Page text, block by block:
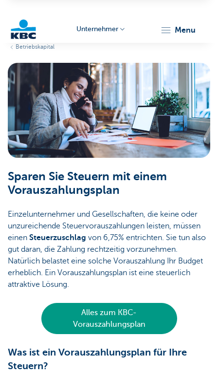
Unternehmer
Unternehmer menu
Betriebskapital
Sparen Sie Steuern mit einem
Vorauszahlungsplan
Einzelunternehmer und Gesellschaften, die keine oder
unzureichende Steuervorauszahlungen leisten, müssen
einen Steuerzuschlag von 6,75% entrichten. Sie tun also
gut daran, die Zahlung rechtzeitig vorzunehmen.
Natürlich belastet eine solche Vorauszahlung Ihr Budget
erheblich. Ein Vorauszahlungsplan ist eine steuerlich
attraktive Lösung.
Alles zum KBC-
Vorauszahlungsplan
Was ist ein Vorauszahlungsplan für Ihre
Steuern?